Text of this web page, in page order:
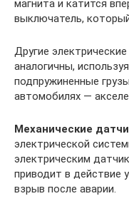
магнита и катится
выключатель,
Другие
аналогичны,
подпружиненные
автомобилях —
Механические
электрической
электрическим
приводит в действие
взрыв после аварии.